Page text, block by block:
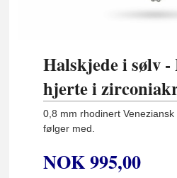
Halskjede i sølv -
hjerte i
0,8 mm rhodinert
følger med.
NOK995,00